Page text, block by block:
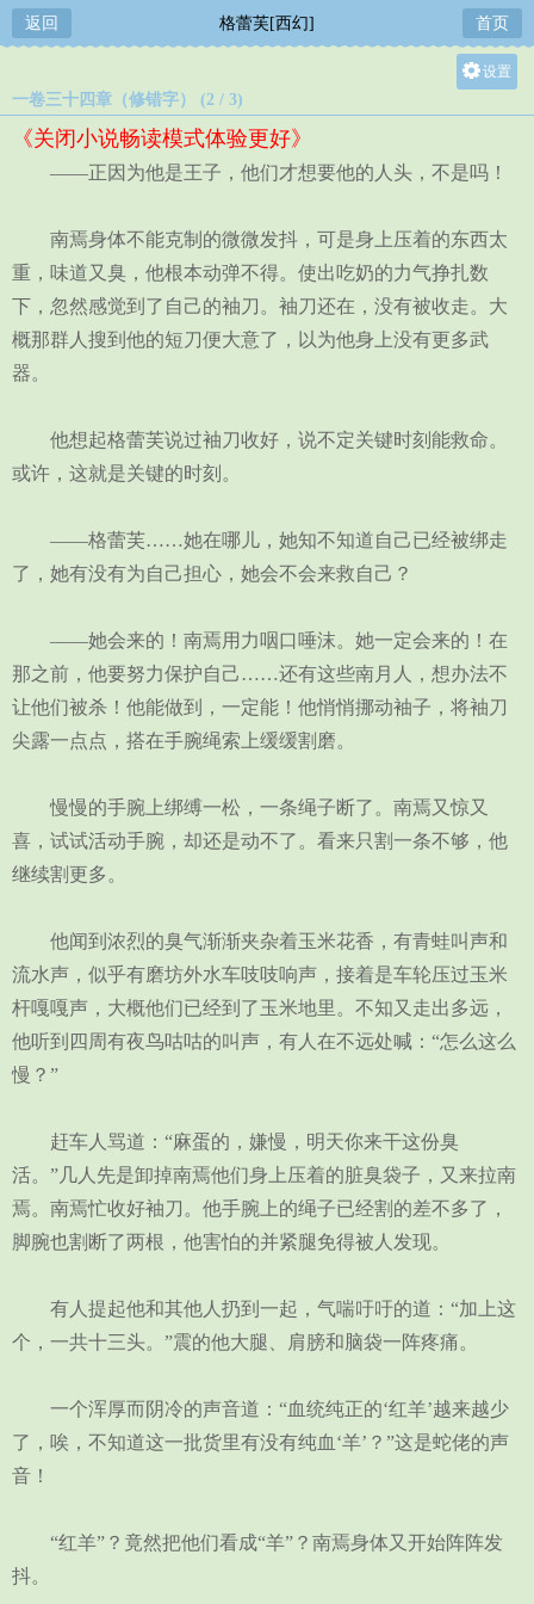
返回 格蕾芙[西幻] 首页
设置
中
一卷三十四章（修错字） (2 / 3)
《关闭小说畅读模式体验更好》
——正因为他是王子，他们才想要他的人头，不是吗！
南焉身体不能克制的微微发抖，可是身上压着的东西太
重，味道又臭，他根本动弹不得。使出吃奶的力气挣扎数
下，忽然感觉到了自己的袖刀。袖刀还在，没有被收走。大
概那群人搜到他的短刀便大意了，以为他身上没有更多武
器。
他想起格蕾芙说过袖刀收好，说不定关键时刻能救命。
或许，这就是关键的时刻。
——格蕾芙……她在哪儿，她知不知道自己已经被绑走
了，她有没有为自己担心，她会不会来救自己？
——她会来的！南焉用力咽口唾沫。她一定会来的！在
那之前，他要努力保护自己……还有这些南月人，想办法不
让他们被杀！他能做到，一定能！他悄悄挪动袖子，将袖刀
尖露一点点，搭在手腕绳索上缓缓割磨。
慢慢的手腕上绑缚一松，一条绳子断了。南焉又惊又
喜，试试活动手腕，却还是动不了。看来只割一条不够，他
继续割更多。
他闻到浓烈的臭气渐渐夹杂着玉米花香，有青蛙叫声和
流水声，似乎有磨坊外水车吱吱响声，接着是车轮压过玉米
杆嘎嘎声，大概他们已经到了玉米地里。不知又走出多远，
他听到四周有夜鸟咕咕的叫声，有人在不远处喊：“怎么这么
慢？”
赶车人骂道：“麻蛋的，嫌慢，明天你来干这份臭
活。”几人先是卸掉南焉他们身上压着的脏臭袋子，又来拉南
焉。南焉忙收好袖刀。他手腕上的绳子已经割的差不多了，
脚腕也割断了两根，他害怕的并紧腿免得被人发现。
有人提起他和其他人扔到一起，气喘吁吁的道：“加上这
个，一共十三头。”震的他大腿、肩膀和脑袋一阵疼痛。
一个浑厚而阴冷的声音道：“血统纯正的‘红羊’越来越少
了，唉，不知道这一批货里有没有纯血‘羊’？”这是蛇佬的声
音！
“红羊”？竟然把他们看成“羊”？南焉身体又开始阵阵发
抖。